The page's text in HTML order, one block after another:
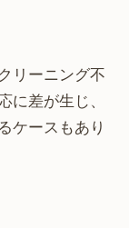
リーニング不
に差が生じ、
ケースもあり